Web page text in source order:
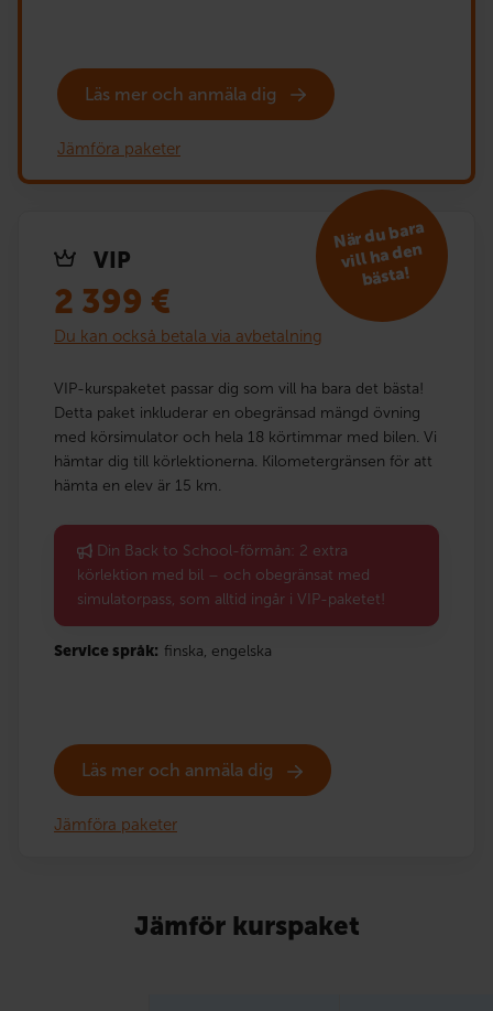
Läs mer och anmäla dig
Jämföra paketer
VIP
När du bara
vill ha den
bästa!
2 399 €
Du kan också betala via avbetalning
VIP-kurspaketet passar dig som vill ha bara det bästa!
Detta paket inkluderar en obegränsad mängd övning
med körsimulator och hela 18 körtimmar med bilen. Vi
hämtar dig till körlektionerna. Kilometergränsen för att
hämta en elev är 15 km.
Din Back to School-förmån: 2 extra
körlektion med bil – och obegränsat med
simulatorpass, som alltid ingår i VIP-paketet!
Service språk: finska, engelska
Läs mer och anmäla dig
Jämföra paketer
Jämför kurspaket